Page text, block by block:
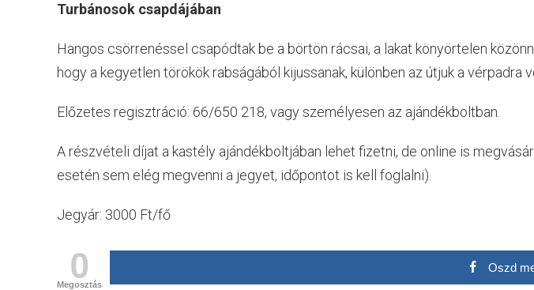
Turbánosok csapdájában
Hangos csörrenéssel csapódtak be a börtön rácsai, a lakat könyörtelen
hogy a kegyetlen törökök rabságából kijussanak, különben az útjuk a vérpadra
Előzetes regisztráció: 66/650 218, vagy személyesen az ajándékboltban.
A részvételi díjat a kastély ajándékboltjában lehet fizetni, de online is
esetén sem elég megvenni a jegyet, időpontot is kell foglalni).
Jegyár: 3000 Ft/fő
0
Megosztás
Oszd